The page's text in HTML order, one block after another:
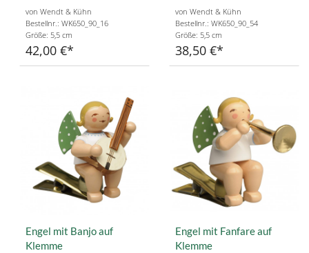
von Wendt & Kühn
Bestellnr.: WK650_90_16
Größe: 5,5 cm
42,00 €
von Wendt & Kühn
Bestellnr.: WK650_90_54
Größe: 5,5 cm
38,50 €
Engel mit Banjo auf
Klemme
Engel mit Fanfare auf
Klemme